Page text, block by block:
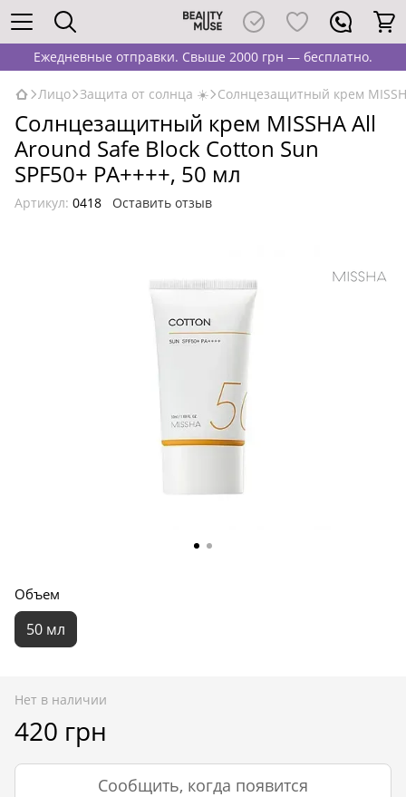
Ежедневные отправки. Свыше 2000 грн — бесплатно.
Лицо Защита от солнца ☀️ Солнцезащитный крем
Солнцезащитный крем MISSHA All
Around Safe Block Cotton Sun
SPF50+ PA++++, 50 мл
Артикул: 0418 Оставить отзыв
Объем
50 мл
Нет в наличии
420 грн
Сообщить, когда появится